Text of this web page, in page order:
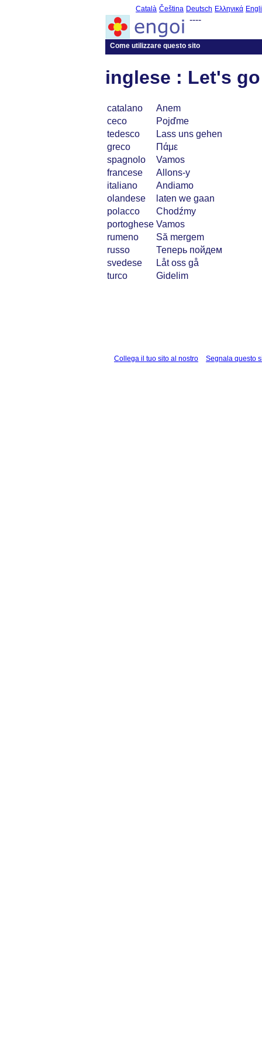
Català Čeština Deutsch Ελληνικά
----
Come utilizzare questo sito
inglese : Let's go
catalano
Anem
ceco
Pojďme
tedesco
Lass uns gehen
greco
Πάμε
spagnolo
Vamos
francese
Allons-y
italiano
Andiamo
olandese
laten we gaan
polacco
Chodźmy
portoghese Vamos
rumeno
Să mergem
russo
Теперь пойдем
svedese
Låt oss gå
turco
Gidelim
Collega il tuo sito al nostro Segnala questo